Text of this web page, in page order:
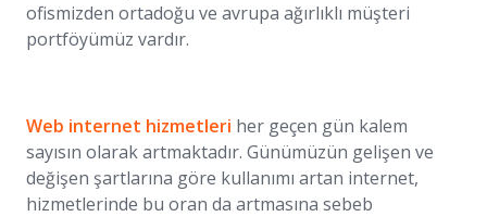
ofismizden ortadoğu ve avrupa ağırlıklı müşteri
portföyümüz vardır.
Web internet hizmetleri her geçen gün kalem
sayısın olarak artmaktadır. Günümüzün gelişen ve
değişen şartlarına göre kullanımı artan internet,
hizmetlerinde bu oran da artmasına sebeb